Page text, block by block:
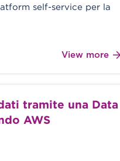
self-service per la
View more
tramite una Data
AWS